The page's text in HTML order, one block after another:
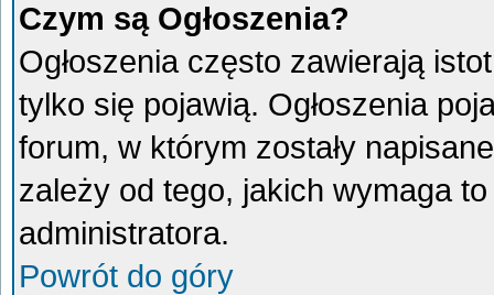
Czym są Ogłoszenia?
Ogłoszenia często zawierają
tylko się pojawią. Ogłoszenia
forum, w którym zostały
zależy od tego, jakich wymaga
administratora.
Powrót do góry